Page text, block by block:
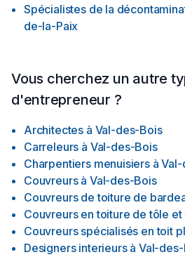
Spécialistes de la
de-la-Paix
Vous cherchez un autre
d'entrepreneur ?
Architectes à Val-des-Bois
Carreleurs à Val-des-Bois
Charpentiers menuisiers à
Couvreurs à Val-des-Bois
Couvreurs de toiture de
Couvreurs en toiture de tôle et
Couvreurs spécialisés en toit
Designers interieurs à Val-